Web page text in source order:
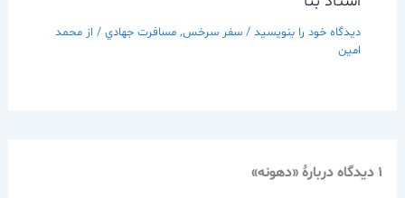
دیدگاه‌ خود را بنویسید / سفر سرخس, مسافرت جهادي/ از محمد
امین
1 دیدگاه دربارهٔ «دهونه»